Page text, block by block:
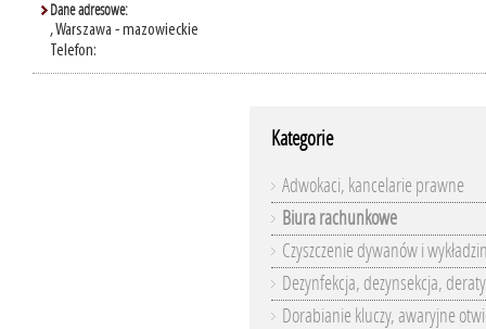
Dane adresowe:
, Warszawa - mazowieckie
Telefon:
Kategorie
Adwokaci, kancelarie prawne
Biura rachunkowe
Czyszczenie dywanów i
Dezynfekcja, dezynsekcja,
Dorabianie kluczy, awaryjne